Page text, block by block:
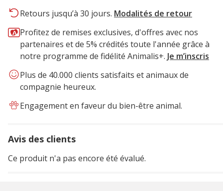
Retours jusqu’à 30 jours. Modalités de retour
Profitez de remises exclusives, d'offres avec nos
partenaires et de 5% crédités toute l'année grâce à
notre programme de fidélité Animalis+. Je m’inscris
Plus de 40.000 clients satisfaits et animaux de
compagnie heureux.
Engagement en faveur du bien-être animal.
Avis des clients
Ce produit n'a pas encore été évalué.